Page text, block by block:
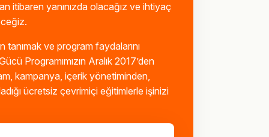
itibaren yanınızda olacağız ve ihtiyaç
tanımak ve program faydalarını
Programımızın Aralık 2017’den
kampanya, içerik yönetiminden,
ücretsiz çevrimiçi eğitimlerle işinizi